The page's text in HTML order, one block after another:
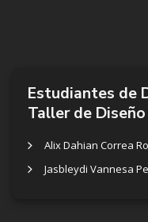
Estudiantes de
Taller de
Alix Dahian Correa
Jasbleydi Vannesa